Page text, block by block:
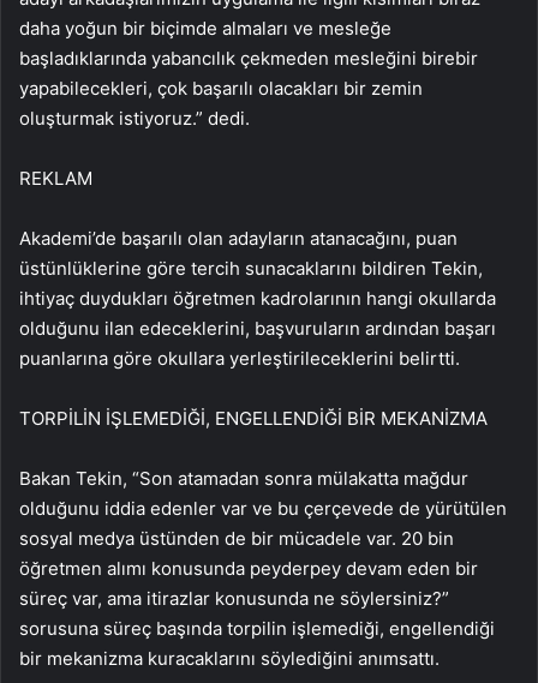
daha yoğun bir biçimde almaları ve mesleğe
başladıklarında yabancılık çekmeden mesleğini birebir
yapabilecekleri, çok başarılı olacakları bir zemin
oluşturmak istiyoruz.” dedi.
REKLAM
Akademi’de başarılı olan adayların atanacağını, puan
üstünlüklerine göre tercih sunacaklarını bildiren Tekin,
ihtiyaç duydukları öğretmen kadrolarının hangi okullarda
olduğunu ilan edeceklerini, başvuruların ardından başarı
puanlarına göre okullara yerleştirileceklerini belirtti.
TORPİLİN İŞLEMEDİĞİ, ENGELLENDİĞİ BİR MEKANİZMA
Bakan Tekin, “Son atamadan sonra mülakatta mağdur
olduğunu iddia edenler var ve bu çerçevede de yürütülen
sosyal medya üstünden de bir mücadele var. 20 bin
öğretmen alımı konusunda peyderpey devam eden bir
süreç var, ama itirazlar konusunda ne söylersiniz?”
sorusuna süreç başında torpilin işlemediği, engellendiği
bir mekanizma kuracaklarını söylediğini anımsattı.